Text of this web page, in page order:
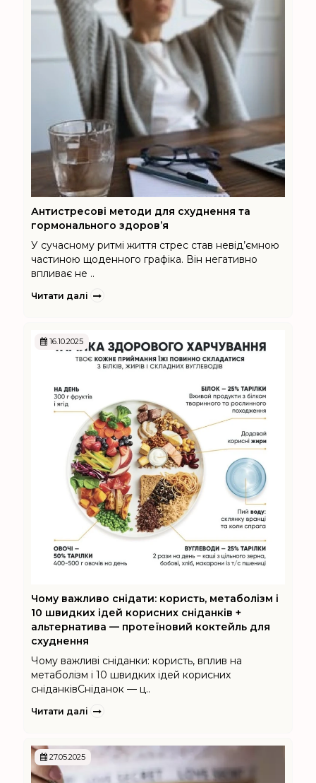
Антистресові методи для схуднення та
гормонального здоров’я
У сучасному ритмі життя стрес став невід’ємною
частиною щоденного графіка. Він негативно
впливає не ..
Читати далі
16.10.2025
Чому важливо снідати: користь, метаболізм і
10 швидких ідей корисних сніданків +
альтернатива — протеїновий коктейль для
схуднення
Чому важливі сніданки: користь, вплив на
метаболізм і 10 швидких ідей корисних
сніданківСніданок — ц..
Читати далі
27.05.2025